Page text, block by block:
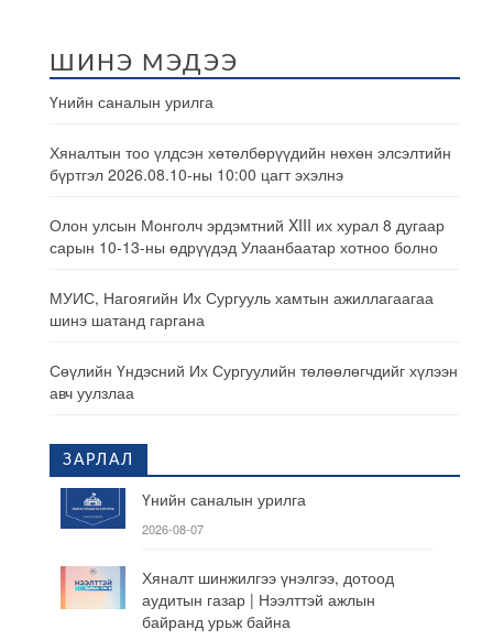
ШИНЭ МЭДЭЭ
Үнийн саналын урилга
Хяналтын тоо үлдсэн хөтөлбөрүүдийн нөхөн элсэлтийн
бүртгэл 2026.08.10-ны 10:00 цагт эхэлнэ
Олон улсын Монголч эрдэмтний XIII их хурал 8 дугаар
сарын 10-13-ны өдрүүдэд Улаанбаатар хотноо болно
МУИС, Нагоягийн Их Сургууль хамтын ажиллагаагаа
шинэ шатанд гаргана
Сөүлийн Үндэсний Их Сургуулийн төлөөлөгчдийг хүлээн
авч уулзлаа
ЗАРЛАЛ
Үнийн саналын урилга
2026-08-07
Хяналт шинжилгээ үнэлгээ, дотоод
аудитын газар | Нээлттэй ажлын
байранд урьж байна